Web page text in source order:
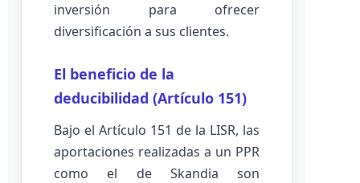
inversión para ofrecer
diversificación a sus clientes.
El beneficio de la
deducibilidad (Artículo 151)
Bajo el Artículo 151 de la LISR, las
aportaciones realizadas a un PPR
como el de Skandia son